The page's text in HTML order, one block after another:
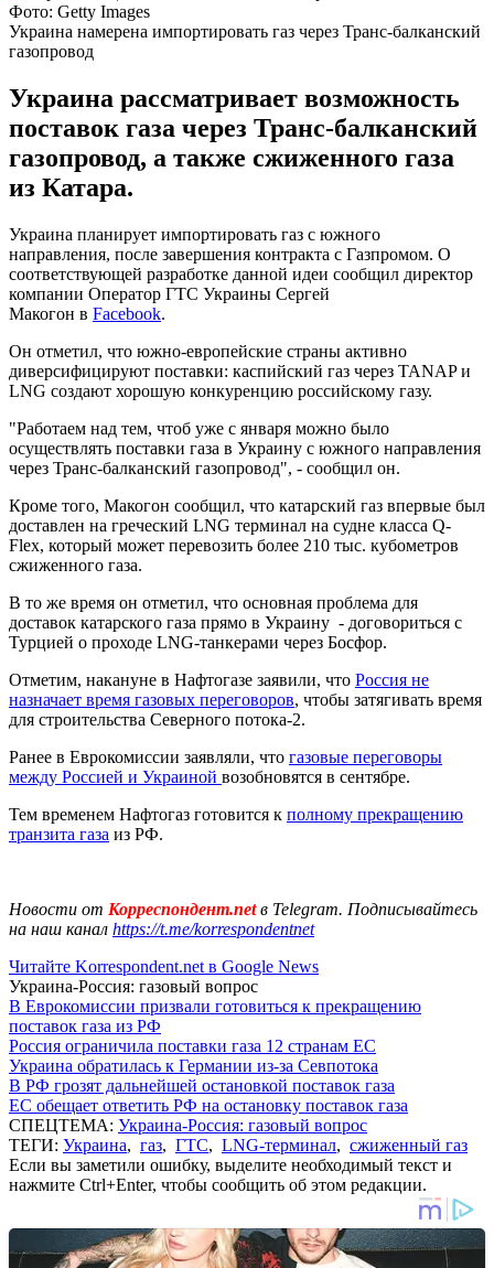
Фото: Getty Images
Украина намерена импортировать газ через Транс-балканский
газопровод
Украина рассматривает возможность
поставок газа через Транс-балканский
газопровод, а также сжиженного газа
из Катара.
Украина планирует импортировать газ с южного
направления, после завершения контракта с Газпромом. О
соответствующей разработке данной идеи сообщил директор
компании Оператор ГТС Украины Сергей
Макогон в Facebook.
Он отметил, что южно-европейские страны активно
диверсифицируют поставки: каспийский газ через TANAP и
LNG создают хорошую конкуренцию российскому газу.
"Работаем над тем, чтоб уже с января можно было
осуществлять поставки газа в Украину с южного направления
через Транс-балканский газопровод", - сообщил он.
Кроме того, Макогон сообщил, что катарский газ впервые был
доставлен на греческий LNG терминал на судне класса Q-
Flex, который может перевозить более 210 тыс. кубометров
сжиженного газа.
В то же время он отметил, что основная проблема для
доставок катарского газа прямо в Украину - договориться с
Турцией о проходе LNG-танкерами через Босфор.
Отметим, накануне в Нафтогазе заявили, что Россия не
назначает время газовых переговоров, чтобы затягивать время
для строительства Северного потока-2.
Ранее в Еврокомиссии заявляли, что газовые переговоры
между Россией и Украиной возобновятся в сентябре.
Тем временем Нафтогаз готовится к полному прекращению
транзита газа из РФ.
Новости от Корреспондент.netв Telegram. Подписывайтесь
на наш канал https://t.me/korrespondentnet
Читайте Korrespondent.net в Google News
Украина-Россия: газовый вопрос
В Еврокомиссии призвали готовиться к прекращению
поставок газа из РФ
Россия ограничила поставки газа 12 странам ЕС
Украина обратилась к Германии из-за Севпотока
В РФ грозят дальнейшей остановкой поставок газа
ЕС обещает ответить РФ на остановку поставок газа
СПЕЦТЕМА: Украина-Россия: газовый вопрос
ТЕГИ: Украина, газ, ГТС, LNG-терминал, сжиженный газ
Если вы заметили ошибку, выделите необходимый текст и
нажмите Ctrl+Enter, чтобы сообщить об этом редакции.